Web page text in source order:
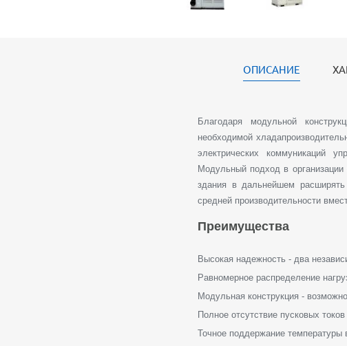
ОПИСАНИЕ
Благодаря модульной
необходимой
электрических коммуникаций
Модульный подход в организации
здания в дальнейшем
средней производительности
Преимущества
Высокая надежность - два
Равномерное распределение
Модульная конструкция -
Полное отсутствие пусковых токов
Точное поддержание температуры